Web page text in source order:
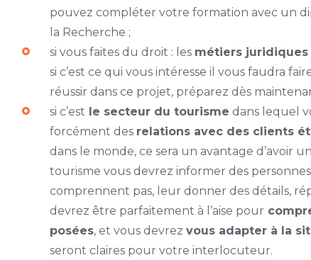
pouvez compléter votre formation avec un
la Recherche ;
si vous faites du droit : les métiers juridiques
si c’est ce qui vous intéresse il vous faudra
réussir dans ce projet, préparez dès
si c’est le secteur du tourisme dans lequel
forcément des relations avec des clients
dans le monde, ce sera un avantage d’avoir
tourisme vous devrez informer des
comprennent pas, leur donner des détails,
devrez être parfaitement à l’aise pour
posées, et vous devrez vous adapter à la
seront claires pour votre interlocuteur.